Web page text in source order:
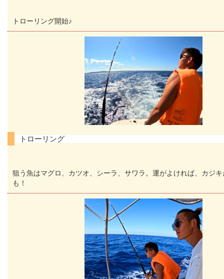
トローリング開始♪
トローリング
狙う魚はマグロ、カツオ、シーラ、サワラ。運がよければ、カジ
も！